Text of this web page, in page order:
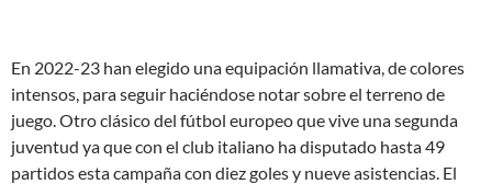
En 2022-23 han elegido una equipación llamativa, de colores
intensos, para seguir haciéndose notar sobre el terreno de
juego. Otro clásico del fútbol europeo que vive una segunda
juventud ya que con el club italiano ha disputado hasta 49
partidos esta campaña con diez goles y nueve asistencias. El